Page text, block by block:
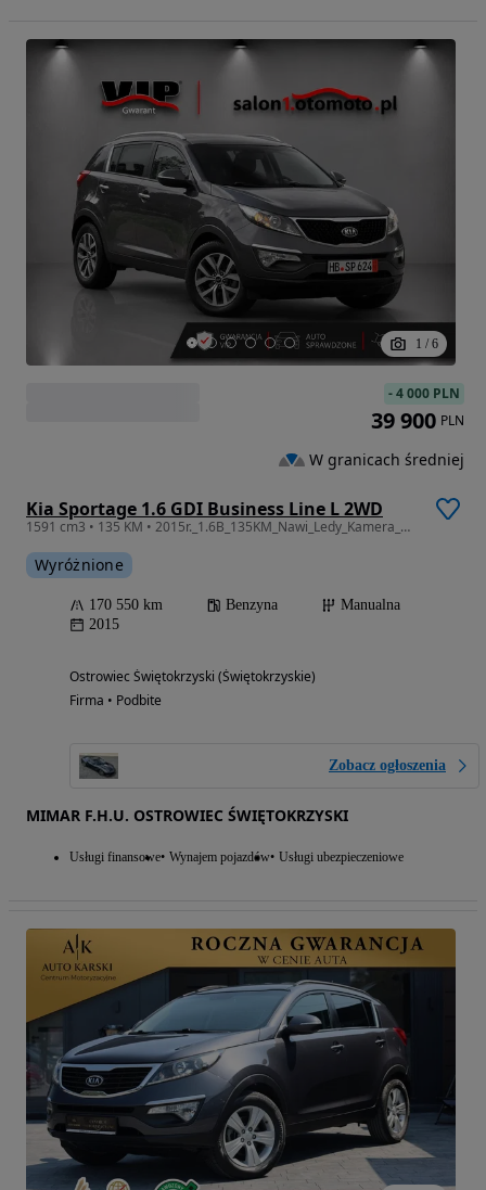
1 / 6
Kia Sportage 1.6 GDI Business Line L 2WD
1591 cm3 • 135 KM • 2015r._1.6B_135KM_Nawi_Ledy_Kamera_Gwarancja_12m.
Wyróżnione
170 550 km Benzyna
Manualna
2015
Ostrowiec Świętokrzyski (Świętokrzyskie)
Firma • Podbite
Zobacz ogłoszenia
MIMAR F.H.U. OSTROWIEC ŚWIĘTOKRZYSKI
Usługi finansowe Wynajem pojazdów Usługi ubezpieczeniowe
-4 000 PLN
39 900 PLN
W granicach średniej